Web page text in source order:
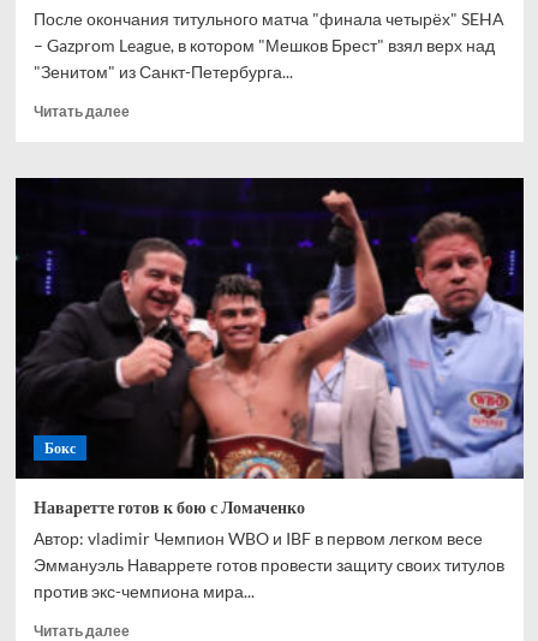
После окончания титульного матча "финала четырёх" SEHA
– Gazprom League, в котором "Мешков Брест" взял верх над
"Зенитом" из Санкт-Петербурга...
Читать далееПрочитать
Александр
«Команда
выдержала,
сумела
на
ободах
доехать
до
финиша
победить.»
Бокс
Наваретте готов к бою с Ломаченко
Автор: vladimir Чемпион WBO и IBF в первом легком весе
Эммануэль Наваррете готов провести защиту своих титулов
против экс-чемпиона мира...
Читать далееПрочитать